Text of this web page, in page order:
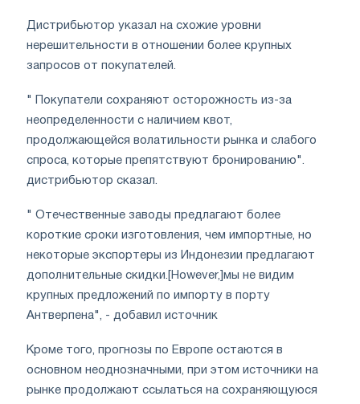
Дистрибьютор указал на схожие уровни
нерешительности в отношении более крупных
запросов от покупателей.
" Покупатели сохраняют осторожность из-за
неопределенности с наличием квот,
продолжающейся волатильности рынка и слабого
спроса, которые препятствуют бронированию".
дистрибьютор сказал.
" Отечественные заводы предлагают более
короткие сроки изготовления, чем импортные, но
некоторые экспортеры из Индонезии предлагают
дополнительные скидки.[However,]мы не видим
крупных предложений по импорту в порту
Антверпена", - добавил источник
Кроме того, прогнозы по Европе остаются в
основном неоднозначными, при этом источники на
рынке продолжают ссылаться на сохраняющуюся